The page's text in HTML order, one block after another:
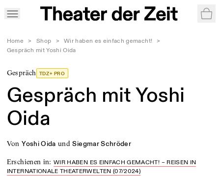
Home > Shop > Wir haben es einfach gemacht!
>
Gespräch mit Yoshi Oida
Gespräch TDZ+ PRO
Gespräch mit Yoshi
Oida
von Yoshi Oida und Siegmar Schröder
Erschienen in:WIR HABEN ES EINFACH GEMACHT! – REISEN IN
INTERNATIONALE THEATERWELTEN (07/2024)